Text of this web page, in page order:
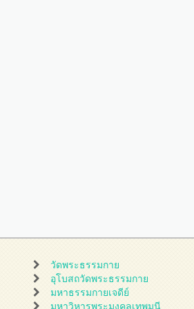
วัดพระธรรมกาย
อุโบสถวัดพระธรรมกาย
มหาธรรมกายเจดีย์
มหาวิหารพระมงคลเทพมุนี